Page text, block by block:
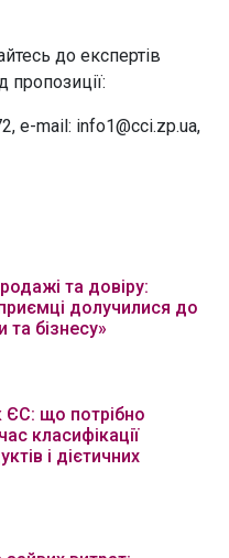
до експертів
e-mail: info1@cci.zp.ua,
та довіру:
долучилися до
та бізнесу»
ЄС: що потрібно
класифікації
і дієтичних